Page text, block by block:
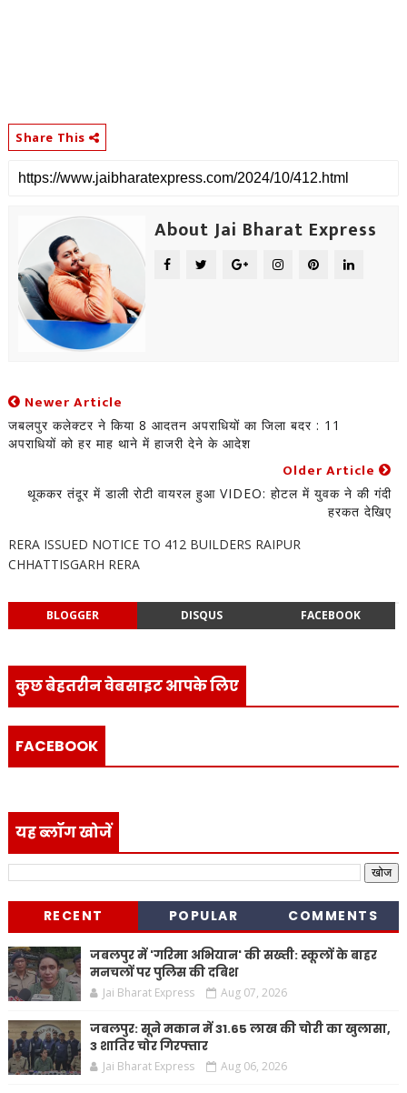
Share This
About Jai Bharat Express
Newer Article
जबलपुर कलेक्टर ने किया 8 आदतन अपराधियों का जिला बदर : 11
अपराधियों को हर माह थाने में हाजरी देने के आदेश
Older Article
थूककर तंदूर में डाली रोटी वायरल हुआ VIDEO: होटल में युवक ने की गंदी
हरकत देखिए
RERA ISSUED NOTICE TO 412 BUILDERS RAIPUR
CHHATTISGARH RERA
BLOGGER DISQUS FACEBOOK
कुछ बेहतरीन वेबसाइट आपके लिए
FACEBOOK
यह ब्लॉग खोजें
RECENT POPULAR COMMENTS
जबलपुर में 'गरिमा अभियान' की सख्ती: स्कूलों के बाहर
मनचलों पर पुलिस की दबिश
Jai Bharat Express Aug 07, 2026
जबलपुर: सूने मकान में 31.65 लाख की चोरी का खुलासा,
3 शातिर चोर गिरफ्तार
Jai Bharat Express Aug 06, 2026